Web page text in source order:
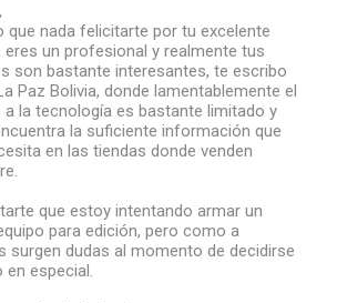
que nada felicitarte por tu excelente
eres un profesional y realmente tus
son bastante interesantes, te escribo
Paz Bolivia, donde lamentablemente el
la tecnología es bastante limitado y
la suficiente información que
en las tiendas donde venden
que estoy intentando armar un
para edición, pero como a
surgen dudas al momento de decidirse
en especial.